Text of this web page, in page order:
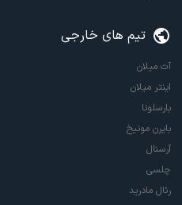
تیم های خارجی
آث میلان
اینتر میلان
بارسلونا
بایرن مونیخ
آرسنال
چلسی
رئال مادرید